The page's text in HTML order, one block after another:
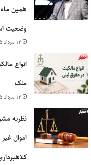
همین ماه
وضعیت
۱۲ مرداد ۱۴۰۵
ملک
۱۲ مرداد ۱۴۰۵
نظریه
اموال